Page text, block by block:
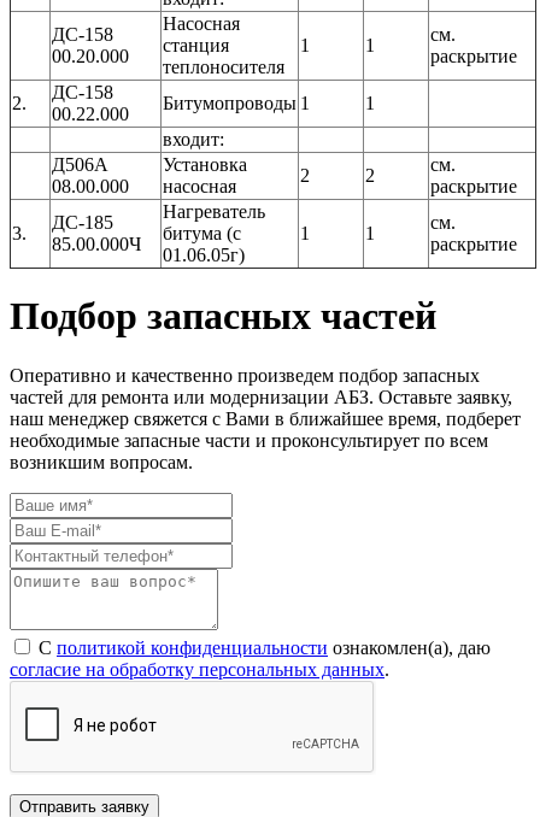
ДС-158
00.20.000
Насосная
станция
теплоносителя
1 1
см.
раскрытие
2.
ДС-158
00.22.000
Битумопроводы 1
1
входит:
Д506А
08.00.000
Установка
насосная
2 2
см.
раскрытие
3.
ДС-185
85.00.000Ч
Нагреватель
битума (с
01.06.05г)
1 1
см.
раскрытие
Подбор запасных частей
Оперативно и качественно произведем подбор запасных
частей для ремонта или модернизации АБЗ. Оставьте заявку,
наш менеджер свяжется с Вами в ближайшее время, подберет
необходимые запасные части и проконсультирует по всем
возникшим вопросам.
С политикой конфиденциальности ознакомлен(а), даю
согласие на обработку персональных данных.
Отправить заявку